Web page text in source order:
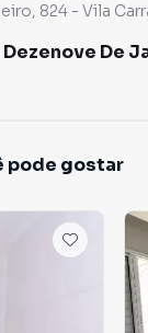
824 - Vila
De
pode gostar